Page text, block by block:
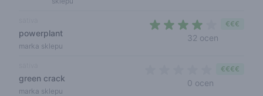
powerplant
marka sklepu
32 ocen
€€€
green crack
marka sklepu
0 ocen
€€€€